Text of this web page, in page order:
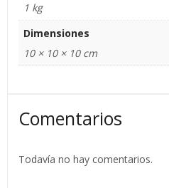
1 kg
Dimensiones
10 × 10 × 10 cm
Comentarios
Todavía no hay comentarios.